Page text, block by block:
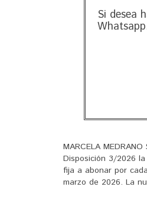
Si desea
MARCELA
Disposición 3/2026
fija a abonar por
marzo de 2026. La